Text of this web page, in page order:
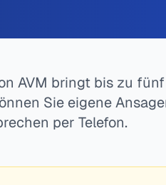
AVM bringt bis zu
Sie eigene
per Telefon.